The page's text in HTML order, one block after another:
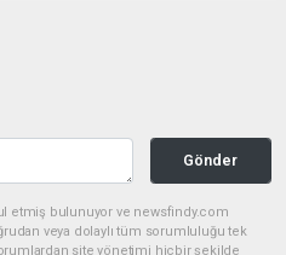
Gönder
etmiş bulunuyor ve newsfindy.com
veya dolaylı tüm sorumluluğu tek
site yönetimi hiçbir şekilde